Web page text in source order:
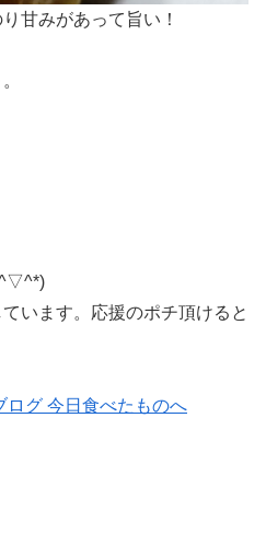
甘みがあって旨い！
います。応援のポチ頂けると